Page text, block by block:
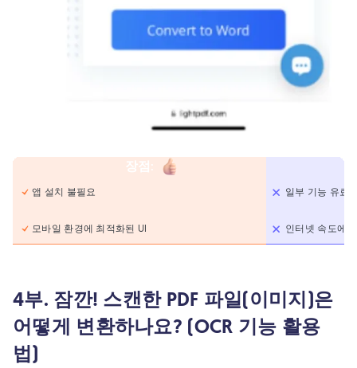
장점 :
앱 설치 불필요
모바일 환경에 최적화된 UI
일부 기능 유료
인터넷 속도에
4부. 잠깐! 스캔한 PDF 파일(이미지)은
어떻게 변환하나요? (OCR 기능 활용
법)